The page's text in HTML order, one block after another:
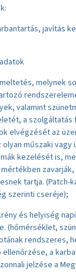
javítás
melynek
valamint
a szolgáltatás
elvégzését az
olyan műszaki
kezelését is,
tartja. (Patch-
szerinti cseréje);
és helyiség
(hőmérséklet,
rendszeres,
a
jelzése a